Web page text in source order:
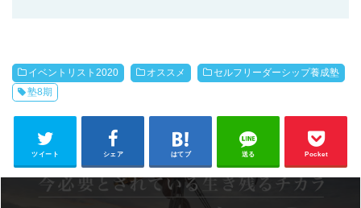
イベントリスト2020 オススメ
セルフリーダーシップ養成塾
塾8期
ツイート シェア はてブ 送る Pocket